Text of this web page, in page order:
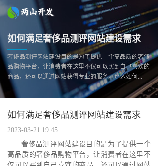
如何满足奢侈品测评网站建设需求
奢侈品测评网站建设目的是为了提供一个高品质的奢侈
品购物平台，让消费者在这里不仅可以买到自己喜欢的
商品，还可以通过网站获得专业的服务。那么如何...
如何满足奢侈品测评网站建设需求
2023-03-21 19:45
奢侈品测评网站建设目的是为了提供一个
高品质的奢侈品购物平台，让消费者在这里不